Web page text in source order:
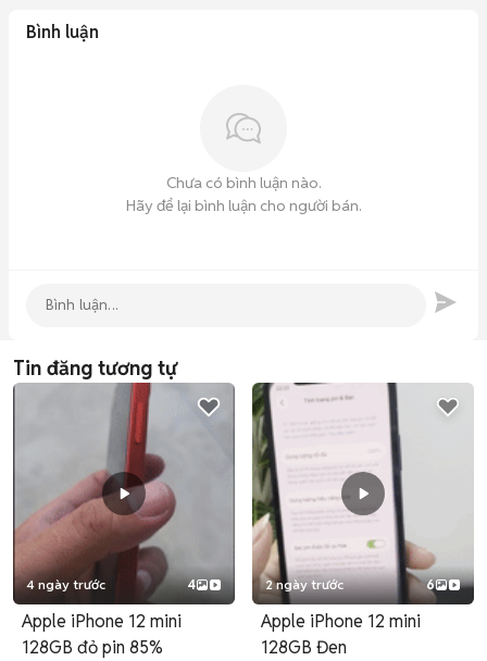
Bình luận
Chưa có bình luận nào.
Hãy để lại bình luận cho người bán.
Tin đăng tương tự
4 ngày trước 4
Apple iPhone 12 mini
128GB đỏ pin 85%
2 ngày trước 6
Apple iPhone 12 mini
128GB Đen